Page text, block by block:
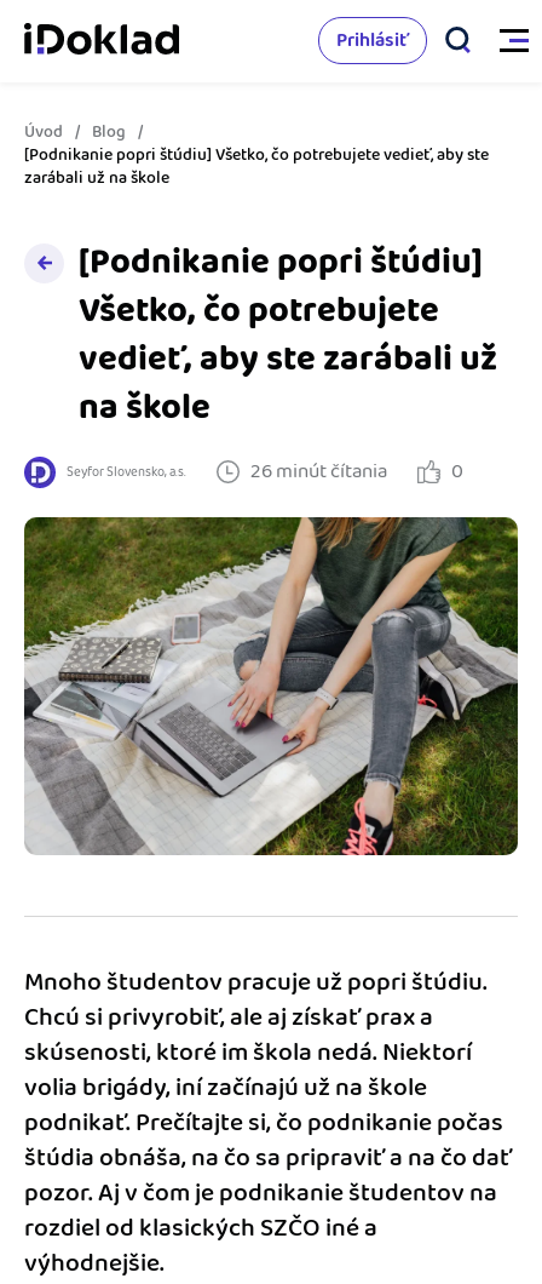
Vlastnosti
Správa kontaktov
Sledovanie cashflow
Spolupráca s účtovníkom
Katalóg doplnkov
Vzdelanie
Nápoveda
Ako sa vyznať vo fakturácii
Blog
Podnikateľský servis
Spýtajte sa nás
Vyskúšať zadarmo
Prihlásiť
Úvod
Blog
[Podnikanie popri štúdiu] Všetko, čo potrebujete vedieť, aby ste
zarábali už na škole
[Podnikanie popri štúdiu]
Všetko, čo potrebujete
vedieť, aby ste zarábali už
na škole
Seyfor Slovensko, a.s. 26 minút čítania 0
Mnoho študentov pracuje už popri štúdiu.
Chcú si privyrobiť, ale aj získať prax a
skúsenosti, ktoré im škola nedá. Niektorí
volia brigády, iní začínajú už na škole
podnikať. Prečítajte si, čo podnikanie počas
štúdia obnáša, na čo sa pripraviť a na čo dať
pozor. Aj v čom je podnikanie študentov na
rozdiel od klasických SZČO iné a
výhodnejšie.